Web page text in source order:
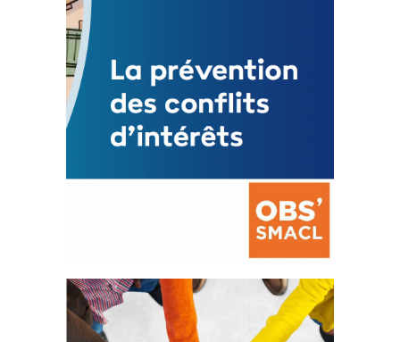
FEUILLETER
La prévention des conflits
d’intérêts
18 septembre 2023